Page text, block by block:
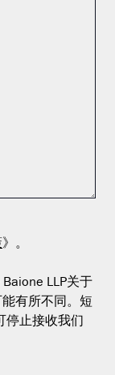
》。
LLP关于
有所不同。短
停止接收我们